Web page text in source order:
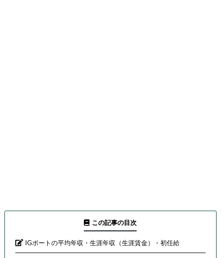
この記事の目次
IGポートの平均年収・生涯年収（生涯賃金）・初任給